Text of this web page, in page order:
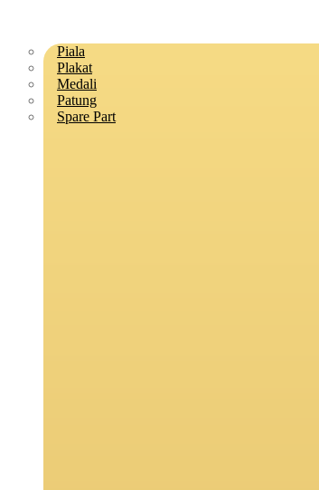
Piala
Plakat
Medali
Patung
Spare Part